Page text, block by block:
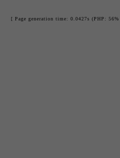
[ Page generation time: 0.0427s (PHP: